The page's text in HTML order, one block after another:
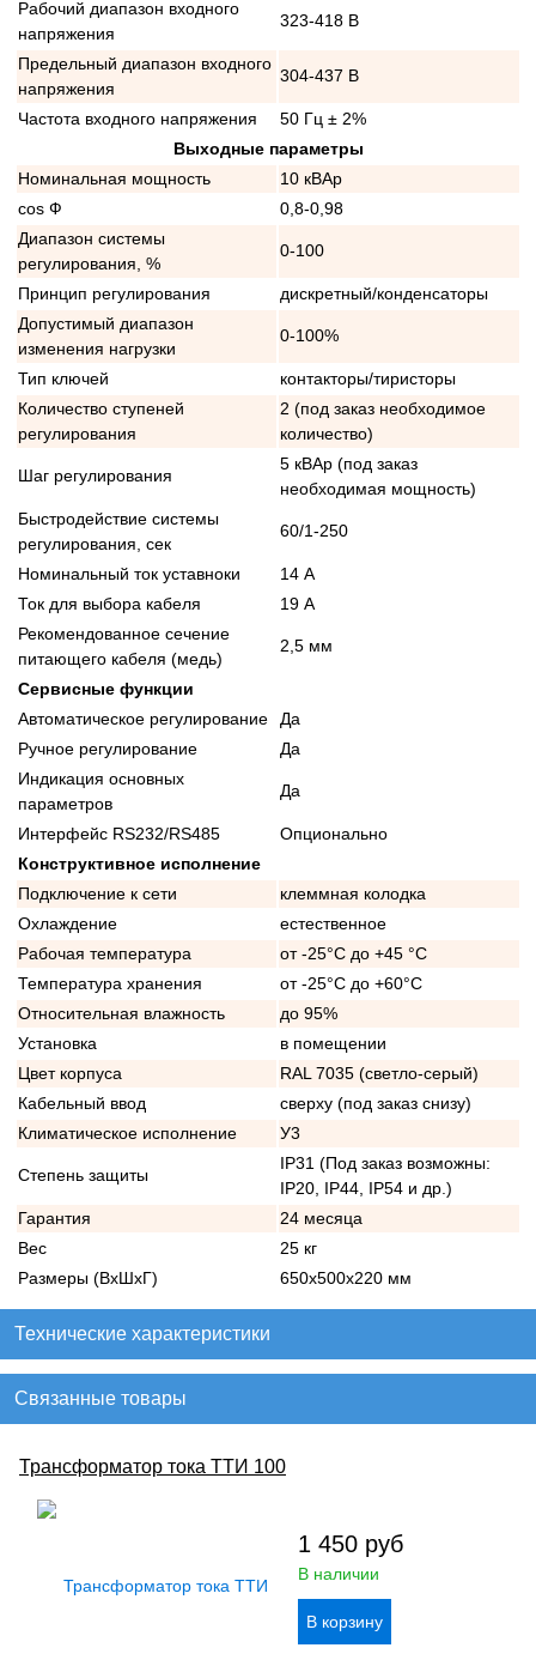
Рабочий диапазон входного
напряжения
323-418 В
Предельный диапазон входного
напряжения
304-437 В
Частота входного напряжения
50 Гц ± 2%
Выходные параметры
Номинальная мощность
10 кВАр
cos Ф
0,8-0,98
Диапазон системы
регулирования, %
0-100
Принцип регулирования
дискретный/конденсаторы
Допустимый диапазон
изменения нагрузки
0-100%
Тип ключей
контакторы/тиристоры
Количество ступеней
регулирования
2 (под заказ необходимое
количество)
Шаг регулирования
5 кВАр (под заказ
необходимая мощность)
Быстродействие системы
регулирования, сек
60/1-250
Номинальный ток уставноки
14 А
Ток для выбора кабеля
19 А
Рекомендованное сечение
питающего кабеля (медь)
2,5 мм
Сервисные функции
Автоматическое регулирование
Да
Ручное регулирование
Да
Индикация основных
параметров
Да
Интерфейс RS232/RS485
Опционально
Конструктивное исполнение
Подключение к сети
клеммная колодка
Охлаждение
естественное
Рабочая температура
от -25°C до +45 °C
Температура хранения
от -25°C до +60°C
Относительная влажность
до 95%
Установка
в помещении
Цвет корпуса
RAL 7035 (светло-серый)
Кабельный ввод
сверху (под заказ снизу)
Климатическое исполнение
У3
Степень защиты
IP31 (Под заказ возможны:
IP20, IP44, IP54 и др.)
Гарантия
24 месяца
Вес
25 кг
Размеры (ВхШхГ)
650х500х220 мм
Технические характеристики
Связанные товары
Трансформатор тока ТТИ 100
1 450 руб
В наличии